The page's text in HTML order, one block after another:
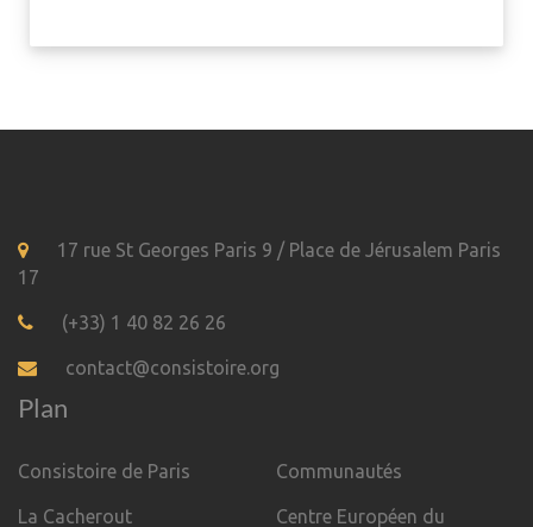
17 rue St Georges Paris 9 / Place de Jérusalem Paris
17
(+33) 1 40 82 26 26
contact@consistoire.org
Plan
Consistoire de Paris
La Cacherout
Communautés
Centre Européen du